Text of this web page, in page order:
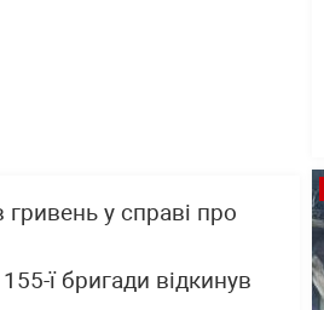
у справі про
ї бригади відкинув